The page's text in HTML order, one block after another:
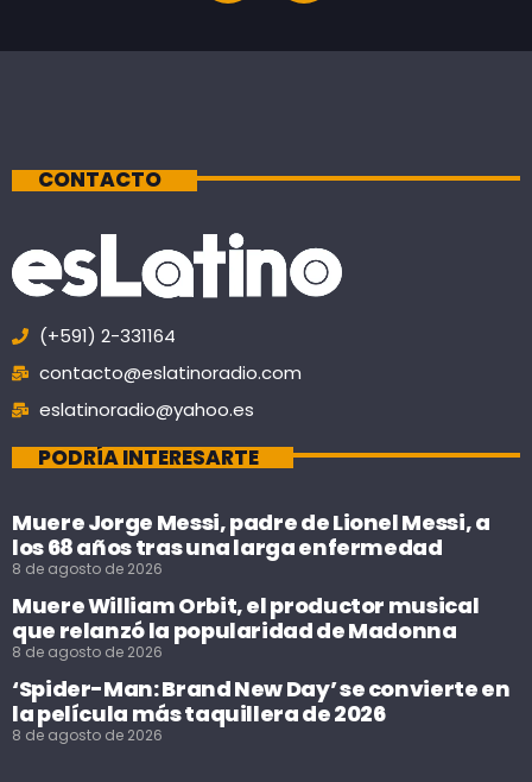
CONTACTO
(+591) 2-331164
contacto@eslatinoradio.com
eslatinoradio@yahoo.es
PODRÍA INTERESARTE
Muere Jorge Messi, padre de Lionel Messi, a
los 68 años tras una larga enfermedad
8 de agosto de 2026
Muere William Orbit, el productor musical
que relanzó la popularidad de Madonna
8 de agosto de 2026
‘Spider-Man: Brand New Day’ se convierte en
la película más taquillera de 2026
8 de agosto de 2026